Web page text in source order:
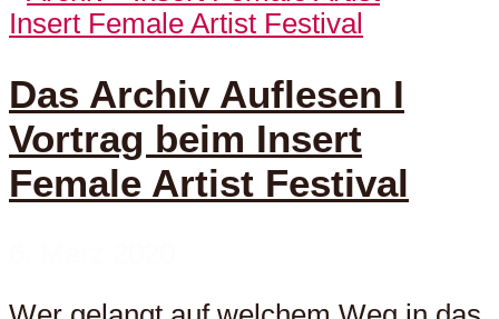
Insert Female Artist Festival
Das Archiv Auflesen I
Vortrag beim Insert
Female Artist Festival